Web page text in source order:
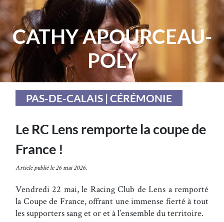
CATHY APOURCEAU-
POLY
PAS-DE-CALAIS | CÉRÉMONIE
Le RC Lens remporte la coupe de
France !
Article publié le 26 mai 2026.
Vendredi 22 mai, le Racing Club de Lens a remporté
la Coupe de France, offrant une immense fierté à tout
les supporters sang et or et à l’ensemble du territoire.